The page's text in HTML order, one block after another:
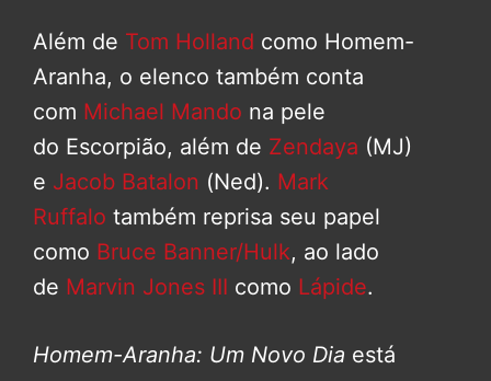
Além de Tom Holland como Homem-
Aranha, o elenco também conta
com Michael Mando na pele
do Escorpião, além de Zendaya (MJ)
e Jacob Batalon (Ned). Mark
Ruffalo também reprisa seu papel
como Bruce Banner/Hulk, ao lado
de Marvin Jones III como Lápide.
Homem-Aranha: Um Novo Dia está